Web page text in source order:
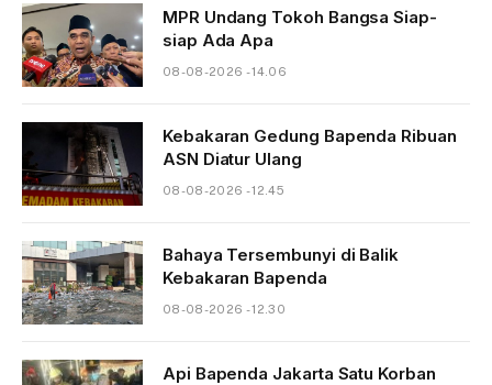
MPR Undang Tokoh Bangsa Siap-
siap Ada Apa
08-08-2026 - 14.06
Kebakaran Gedung Bapenda Ribuan
ASN Diatur Ulang
08-08-2026 - 12.45
Bahaya Tersembunyi di Balik
Kebakaran Bapenda
08-08-2026 - 12.30
Api Bapenda Jakarta Satu Korban